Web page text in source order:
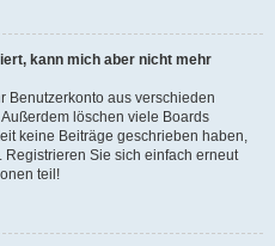
kann mich aber nicht mehr
Benutzerkonto aus verschieden
löschen viele Boards
keine Beiträge geschrieben haben,
Sie sich einfach erneut
teil!